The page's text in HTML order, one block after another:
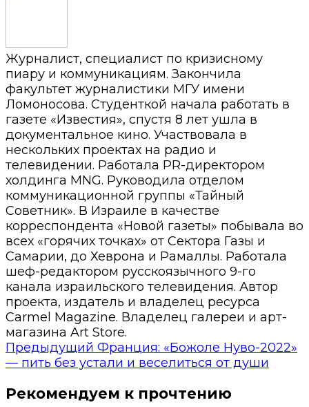
Журналист, специалист по кризисному
пиару и коммуникациям. Закончила
факультет журналистики МГУ имени
Ломоносова. Студенткой начала работать в
газете «Известия», спустя 8 лет ушла в
документальное кино. Участвовала в
нескольких проектах на радио и
телевидении. Работала PR-директором
холдинга MNG. Руководила отделом
коммуникационной группы «Тайный
Советник». В Израиле в качестве
корреспондента «Новой газеты» побывала во
всех «горячих точках» от Сектора Газы и
Самарии, до Хеврона и Рамаллы. Работала
шеф-редактором русскоязычного 9-го
канала израильского телевидения. Автор
проекта, издатель и владелец ресурса
Carmel Magazine. Владелец галереи и арт-
магазина Art Store.
Предыдущий Франция: «Божоле Нуво-2022»
— пить без устали и веселиться от души
Рекомендуем к прочтению